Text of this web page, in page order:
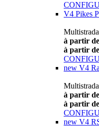
V4 Pikes
à partir
à partir
new V4
à partir
à partir
new V4